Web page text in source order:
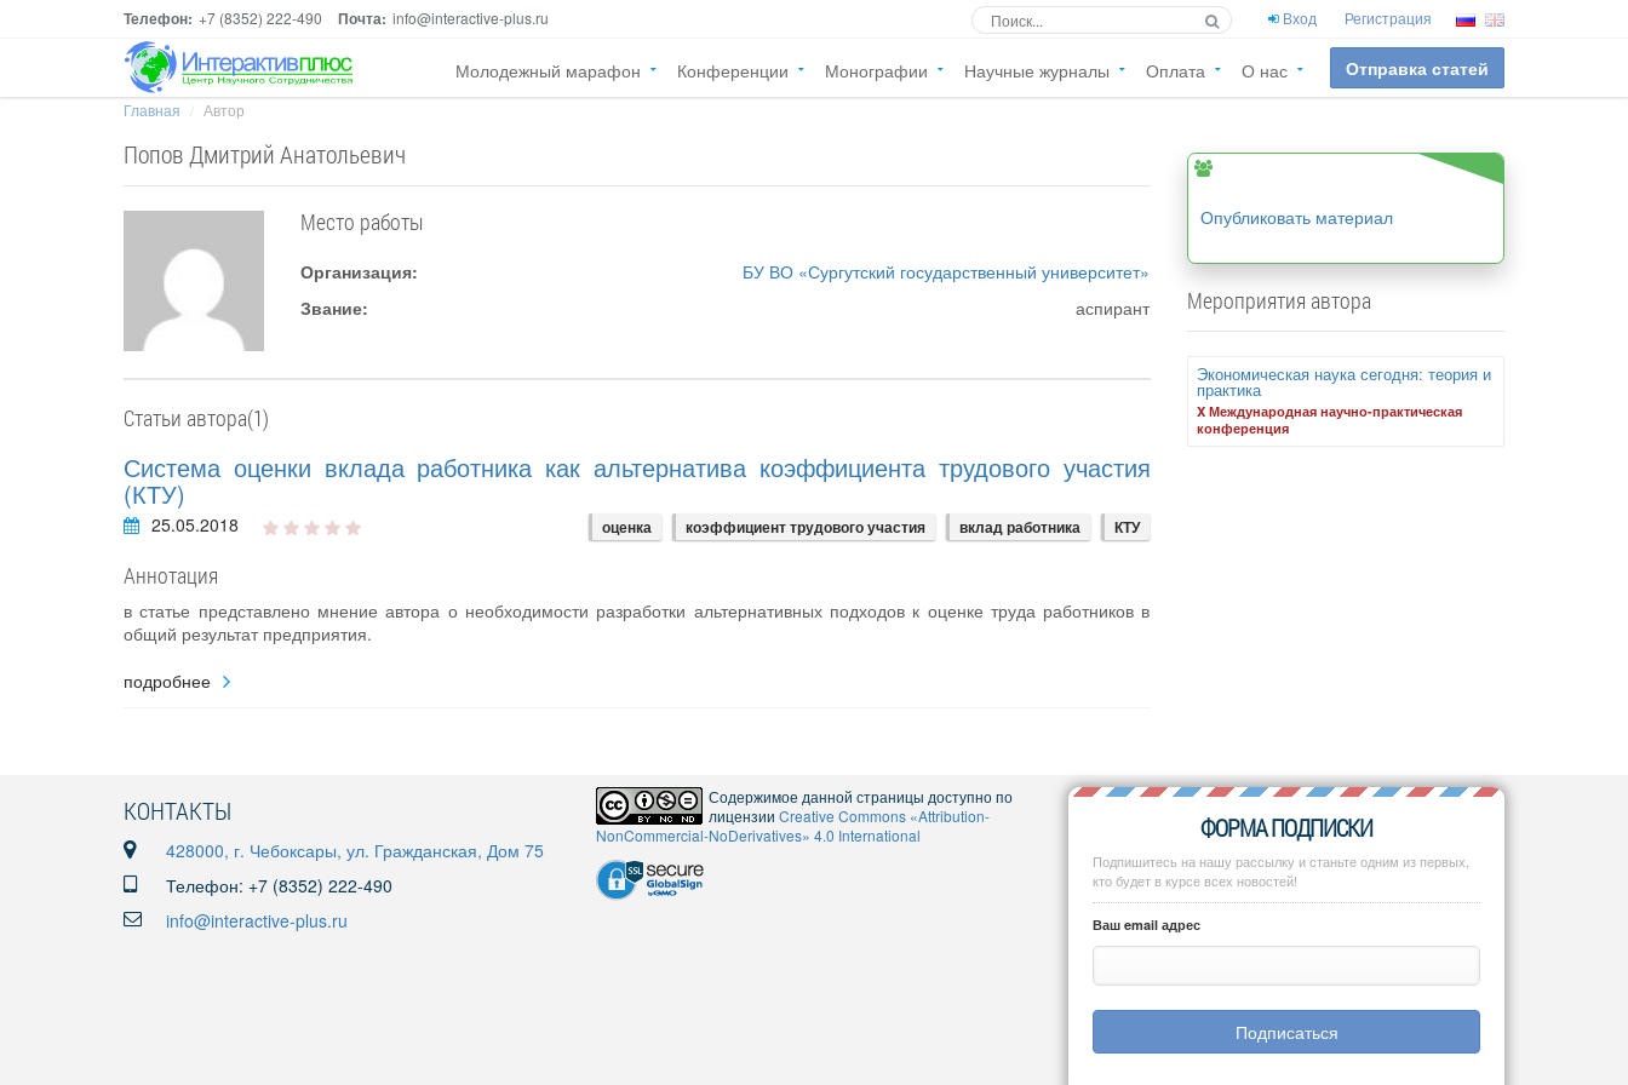
Телефон: +7 (8352) 222-490 Почта: info@interactive-plus.ru Вход Регистрация
Молодежный марафон Конференции Монографии Научные журналы Оплата О нас Отправка статей
Главная Автор
Попов Дмитрий Анатольевич
Место работы
Организация:
БУ ВО «Сургутский государственный университет»
Звание:
аспирант
Статьи автора(1)
Система оценки вклада работника как альтернатива коэффициента трудового участия
(КТУ)
25.05.2018 оценка коэффициент трудового участия вклад работника КТУ
Аннотация
в статье представлено мнение автора о необходимости разработки альтернативных подходов к оценке труда работников в
общий результат предприятия.
подробнее
Опубликовать материал
Мероприятия автора
Экономическая наука сегодня: теория и
практика
X Международная научно-практическая
конференция
КОНТАКТЫ
428000, г. Чебоксары, ул. Гражданская, Дом 75
Телефон: +7 (8352) 222-490
info@interactive-plus.ru
Содержимое данной страницы доступно по
лицензии Creative Commons «Attribution-
NonCommercial-NoDerivatives» 4.0 International
ФОРМА ПОДПИСКИ
Подпишитесь на нашу рассылку и станьте одним из первых,
кто будет в курсе всех новостей!
Ваш email адрес
Подписаться